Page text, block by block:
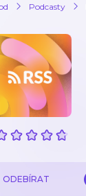
Podcasty
ODEBÍRAT